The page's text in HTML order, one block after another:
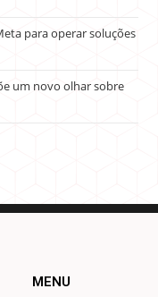
para operar soluções
um novo olhar sobre
MENU